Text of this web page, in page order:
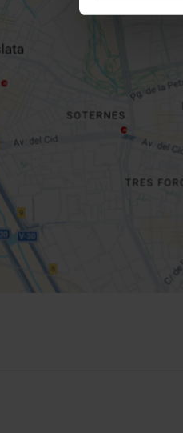
Routebeschrijving